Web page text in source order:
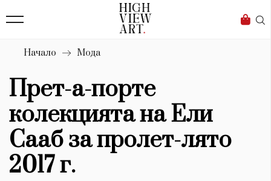
Бизнес
Мода
Dialogue
Изкуство
4340
Красота
777
Начало Мода
Прет-а-порте
колекцията на Ели
Сааб за пролет-лято
2017 г.